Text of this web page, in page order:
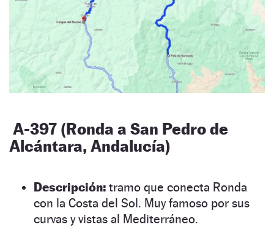
A-397 (Ronda a San Pedro de
Alcántara, Andalucía)
Descripción: tramo que conecta Ronda
con la Costa del Sol. Muy famoso por sus
curvas y vistas al Mediterráneo.